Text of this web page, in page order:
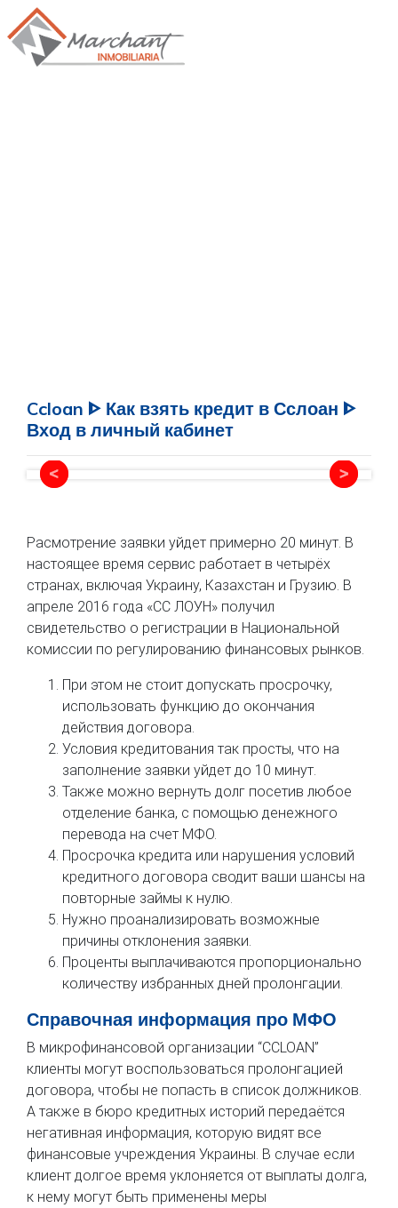
Ccloan ᐈ Как взять кредит в Сслоан ᐈ
Вход в личный кабинет
Расмотрение заявки уйдет примерно 20 минут. В
настоящее время сервис работает в четырёх
странах, включая Украину, Казахстан и Грузию. В
апреле 2016 года «СС ЛОУН» получил
свидетельство о регистрации в Национальной
комиссии по регулированию финансовых рынков.
При этом не стоит допускать просрочку,
использовать функцию до окончания
действия договора.
Условия кредитования так просты, что на
заполнение заявки уйдет до 10 минут.
Также можно вернуть долг посетив любое
отделение банка, с помощью денежного
перевода на счет МФО.
Просрочка кредита или нарушения условий
кредитного договора сводит ваши шансы на
повторные займы к нулю.
Нужно проанализировать возможные
причины отклонения заявки.
Проценты выплачиваются пропорционально
количеству избранных дней пролонгации.
Справочная информация про МФО
В микрофинансовой организации “CCLOAN”
клиенты могут воспользоваться пролонгацией
договора, чтобы не попасть в список должников.
А также в бюро кредитных историй передаётся
негативная информация, которую видят все
финансовые учреждения Украины. В случае если
клиент долгое время уклоняется от выплаты долга,
к нему могут быть применены меры